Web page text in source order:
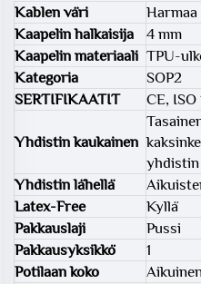
Kablen väri
Harmaa
Kaapelin halkaisija
4 mm
Kaapelin materiaali TPU-
Kategoria
SOP2
SERTIFIKAATIT
CE, ISO
Yhdistin kaukainen
yhdistin
Yhdistin lähellä
Latex-Free
Kyllä
Pakkauslaji
Pussi
Pakkausyksikkö
1
Potilaan koko